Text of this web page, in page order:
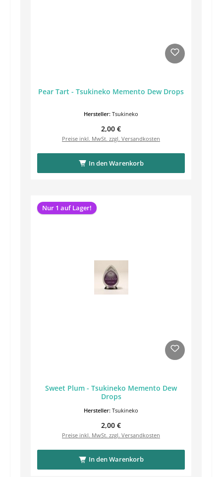
Pear Tart - Tsukineko Memento Dew Drops
Hersteller: Tsukineko
Regulärer Preis:
2,00 €
Preise inkl. MwSt. zzgl. Versandkosten
In den Warenkorb
Nur 1 auf Lager!
Sweet Plum - Tsukineko Memento Dew
Drops
Hersteller: Tsukineko
Regulärer Preis:
2,00 €
Preise inkl. MwSt. zzgl. Versandkosten
In den Warenkorb